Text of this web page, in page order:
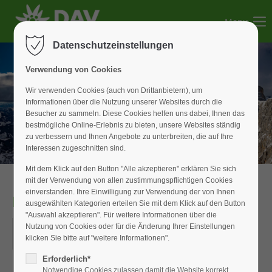
Der Eintrag "offcanvas-col2" existiert leider nicht.
Der Eintrag "offcanvas-col3" existiert leider nicht.
Der Eintrag "offcanvas-col4" existiert leider nicht.
Menu
Monatsabend
05.03.2020
ORT: WILDBADSAAL
Datenschutzeinstellungen
Verwendung von Cookies
Wir verwenden Cookies (auch von Drittanbietern), um
Informationen über die Nutzung unserer Websites durch die
Besucher zu sammeln. Diese Cookies helfen uns dabei, Ihnen das
bestmögliche Online-Erlebnis zu bieten, unsere Websites ständig
zu verbessern und Ihnen Angebote zu unterbreiten, die auf Ihre
Interessen zugeschnitten sind.
Mit dem Klick auf den Button "Alle akzeptieren" erklären Sie sich
mit der Verwendung von allen zustimmungspflichtigen Cookies
einverstanden. Ihre Einwilligung zur Verwendung der von Ihnen
ausgewählten Kategorien erteilen Sie mit dem Klick auf den Button
"Auswahl akzeptieren". Für weitere Informationen über die
Nutzung von Cookies oder für die Änderung Ihrer Einstellungen
klicken Sie bitte auf "weitere Informationen".
Erforderlich*
Notwendige Cookies zulassen damit die Website korrekt